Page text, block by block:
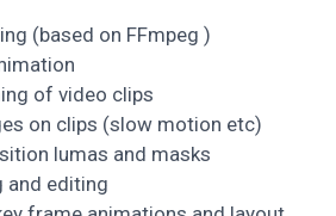
(based on FFmpeg )
of video clips
on clips (slow motion etc)
lumas and masks
and editing